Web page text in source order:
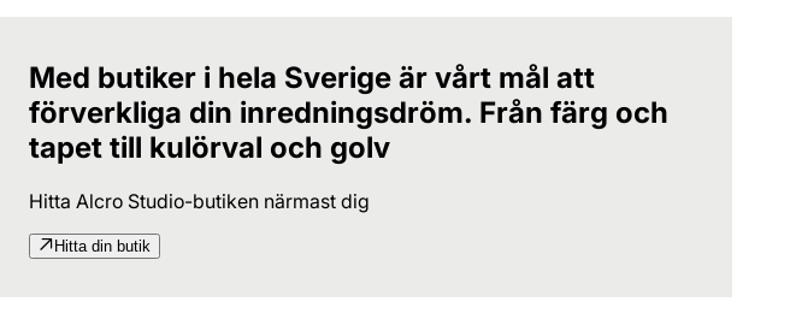
Med butiker i hela Sverige är vårt mål att
förverkliga din inredningsdröm. Från färg och
tapet till kulörval och golv
Hitta Alcro Studio-butiken närmast dig
Hitta din butik